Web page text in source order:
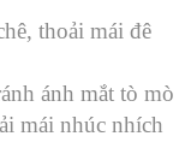
thoải mái đê
ánh mắt tò mò
mái nhúc nhích